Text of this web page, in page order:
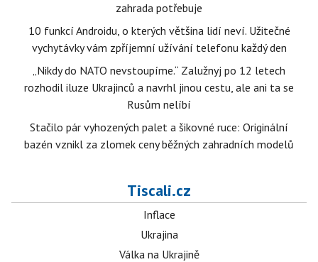
zahrada potřebuje
10 funkcí Androidu, o kterých většina lidí neví. Užitečné
vychytávky vám zpříjemní užívání telefonu každý den
„Nikdy do NATO nevstoupíme.“ Zalužnyj po 12 letech
rozhodil iluze Ukrajinců a navrhl jinou cestu, ale ani ta se
Rusům nelíbí
Stačilo pár vyhozených palet a šikovné ruce: Originální
bazén vznikl za zlomek ceny běžných zahradních modelů
Tiscali.cz
Inflace
Ukrajina
Válka na Ukrajině